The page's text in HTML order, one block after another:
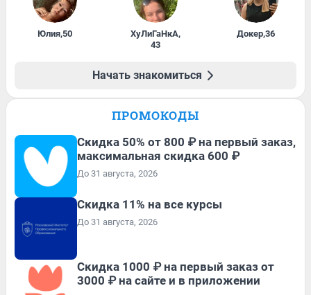
Юлия,50 ХуЛиГаНкА,
43
Докер,36
Начать знакомиться
ПРОМОКОДЫ
Скидка 50% от 800 ₽ на первый заказ,
максимальная скидка 600 ₽
До 31 августа, 2026
Скидка 11% на все курсы
До 31 августа, 2026
Скидка 1000 ₽ на первый заказ от
3000 ₽ на сайте и в приложении